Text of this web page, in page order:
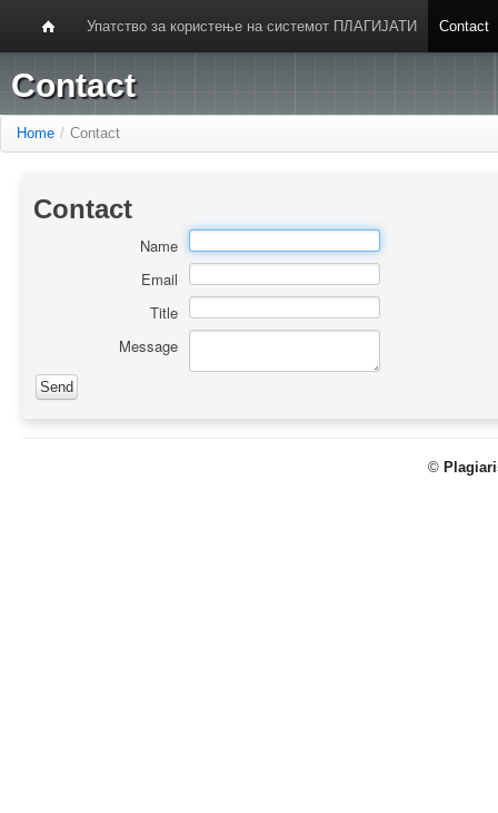
Упатство за користење на системот ПЛАГИЈАТИ Contact
Contact
Home / Contact
Contact
Name
Email
Title
Message
©